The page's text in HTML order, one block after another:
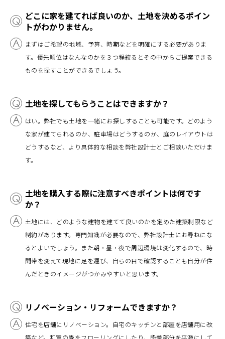
どこに家を建てれば良いのか、土地を決めるポイン
トがわかりません。
まずはご希望の地域、予算、時期などを明確にする必要がありま
す。優先順位はなんなのかを３つ程絞るとその中からご提案できる
ものを探すことができるでしょう。
土地を探してもらうことはできますか？
はい。弊社でも土地を一緒にお探しすることも可能です。どのよう
な家が建てられるのか、駐車場はどうするのか、庭のレイアウトは
どうするなど、より具体的な相談を弊社設計士とご相談いただけま
す。
土地を購入する際に注意すべきポイントは何です
か？
土地には、どのような建物を建てて良いのかを定めた建築制限など
制約があります。専門知識が必要なので、弊社設計士にお尋ねにな
るとよいでしょう。また朝・昼・夜で周辺環境は変化するので、時
間帯を変えて現地に足を運び、自らの目で確認することも自分が住
んだときのイメージがつかみやすいと思います。
リノベーション・リフォームできますか？
住宅を店舗にリノベーション。自宅のキッチンと部屋を店舗用に改
築など。和室の畳をフローリングにしたり、段差部分を平滑にして